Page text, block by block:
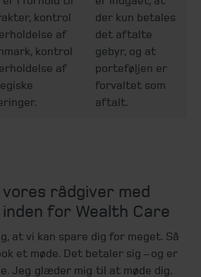
kontrol
af
kontrol
af
der kun betales
det aftalte
gebyr, og at
porteføljen er
forvaltet som
aftalt.
rådgiver med
for Wealth Care
at vi kan spare dig for meget. Så
et møde. Det betaler sig – og er
Jeg glæder mig til at møde dig.